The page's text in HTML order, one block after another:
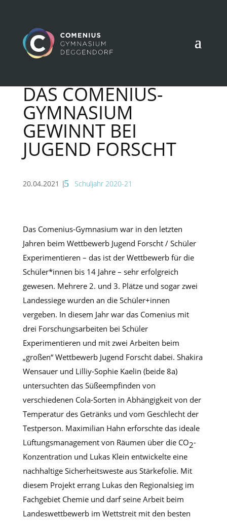
DAS COMENIUS-
GYMNASIUM
GEWINNT BEI
JUGEND FORSCHT
20.04.2021 | Schuljahr 2020-21
Das Comenius-Gymnasium war in den letzten
Jahren beim Wettbewerb Jugend Forscht / Schüler
Experimentieren – das ist der Wettbewerb für die
Schüler*innen bis 14 Jahre – sehr erfolgreich
gewesen. Mehrere 2. und 3. Plätze und sogar zwei
Landessiege wurden an die Schüler+innen
vergeben. In diesem Jahr war das Comenius mit
drei Forschungsarbeiten bei Schüler
Experimentieren und mit zwei Arbeiten beim
„großen“ Wettbewerb Jugend Forscht dabei. Shakira
Wensauer und Lilliy-Sophie Kaelin (beide 8a)
untersuchten das Süßeempfinden von
verschiedenen Cola-Sorten in Abhängigkeit von der
Temperatur des Getränks und vom Geschlecht der
Testperson. Maximilian Hahn erforschte das ideale
Lüftungsmanagement von Räumen über die CO2-
Konzentration und Lukas Klein entwickelte eine
nachhaltige Sicherheitsweste aus Stärkefolie. Mit
diesem Projekt errang Lukas den Regionalsieg im
Fachgebiet Chemie und darf seine Arbeit beim
Landeswettbewerb im Wettstreit mit den besten